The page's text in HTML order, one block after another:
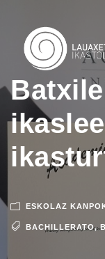
ESKOLAZ
BACHILLERATO,